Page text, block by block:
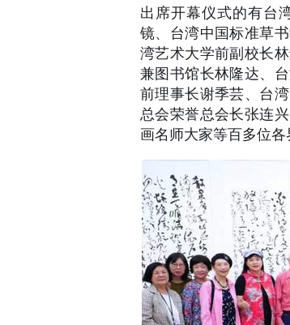
出席开幕仪式的有台
镜、台湾中国标准草
湾艺术大学前副校长
兼图书馆长林隆达、
前理事长谢季芸、台
总会荣誉总会长张连
画名师大家等百多位各